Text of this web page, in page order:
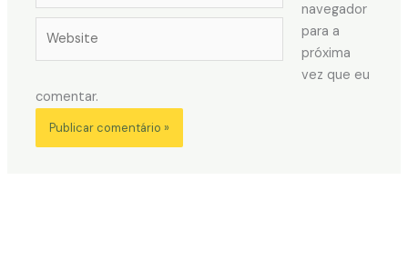
navegador
para a
próxima
vez que eu
comentar.